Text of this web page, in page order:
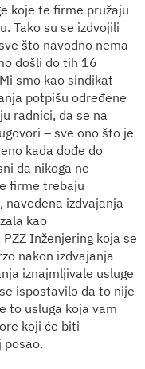
koje te firme pružaju
Tako su se izdvojili
što navodno nema
došli do tih 16
smo kao sindikat
potpišu određene
radnici, da se na
– sve ono što je
kada dođe do
da nikoga ne
firme trebaju
izdvajanja
kao
Inženjering koja se
nakon izdvajanja
iznajmljivale usluge
ispostavilo da to nije
to usluga koja vam
koji će biti